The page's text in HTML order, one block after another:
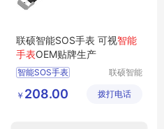
联硕智能SOS手表 可视智能
手表OEM贴牌生产
智能SOS手表
SOS手环
联硕智能
有限公司
￥ 208.00 拨打电话